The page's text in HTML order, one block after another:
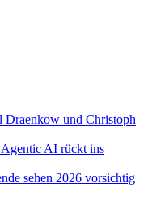
Draenkow und Christoph
AI rückt ins
sehen 2026 vorsichtig